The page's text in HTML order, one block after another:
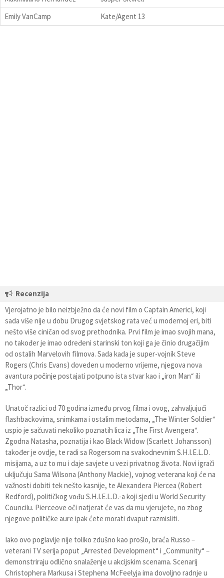
Emily VanCamp
Kate/Agent 13
Recenzija
Vjerojatno je bilo neizbježno da će novi film o Captain Americi, koji
sada više nije u dobu Drugog svjetskog rata već u modernoj eri, biti
nešto više ciničan od svog prethodnika. Prvi film je imao svojih mana,
no također je imao određeni starinski ton koji ga je činio drugačijim
od ostalih Marvelovih filmova. Sada kada je super-vojnik Steve
Rogers (Chris Evans) doveden u moderno vrijeme, njegova nova
avantura počinje postajati potpuno ista stvar kao i „iron Man“ ili
„Thor“.
Unatoč razlici od 70 godina između prvog filma i ovog, zahvaljujući
flashbackovima, snimkama i ostalim metodama, „The Winter Soldier“
uspio je sačuvati nekoliko poznatih lica iz „The First Avengera“.
Zgodna Natasha, poznatija i kao Black Widow (Scarlett Johansson)
također je ovdje, te radi sa Rogersom na svakodnevnim S.H.I.E.L.D.
misijama, a uz to mu i daje savjete u vezi privatnog života. Novi igrači
uključuju Sama Wilsona (Anthony Mackie), vojnog veterana koji će na
važnosti dobiti tek nešto kasnije, te Alexandera Piercea (Robert
Redford), političkog vođu S.H.I.E.L.D.-a koji sjedi u World Security
Councilu. Pierceove oči natjerat će vas da mu vjerujete, no zbog
njegove političke aure ipak ćete morati dvaput razmisliti.
Iako ovo poglavlje nije toliko zdušno kao prošlo, braća Russo –
veterani TV serija poput „Arrested Development“ i „Community“ –
demonstriraju odlično snalaženje u akcijskim scenama. Scenarij
Christophera Markusa i Stephena McFeelyja ima dovoljno radnje u